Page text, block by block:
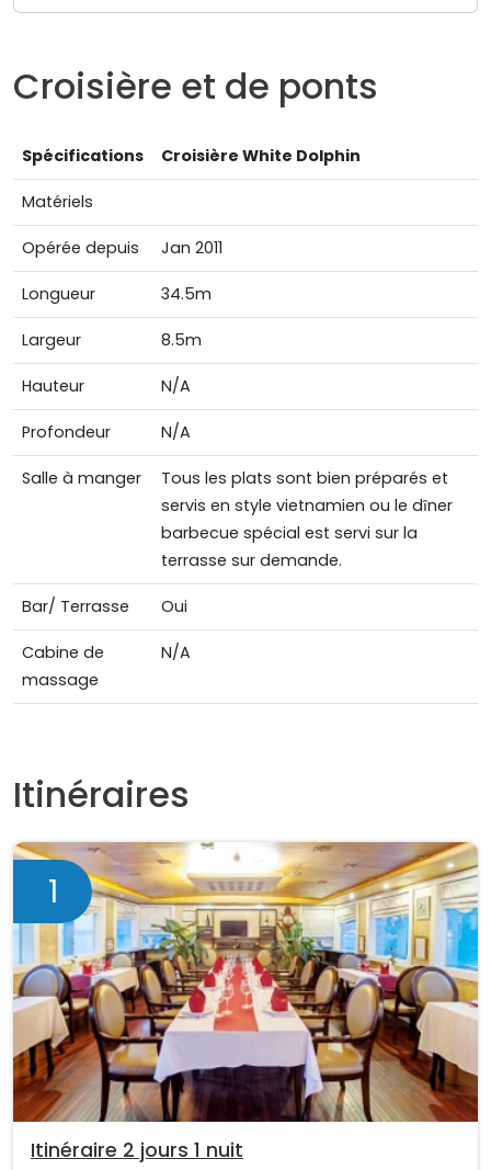
Croisière et de ponts
Spécifications Croisière White Dolphin
Matériels
Opérée depuis Jan 2011
Longueur 34.5m
Largeur 8.5m
Hauteur N/A
Profondeur N/A
Salle à manger
Tous les plats sont bien préparés et
servis en style vietnamien ou le dȋner
barbecue spécial est servi sur la
terrasse sur demande.
Bar/ Terrasse Oui
Cabine de
massage
N/A
Itinéraires
1
Itinéraire 2 jours 1 nuit